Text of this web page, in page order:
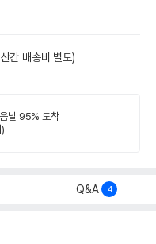
간 배송비 별도)
날 95% 도착
Q&A 4